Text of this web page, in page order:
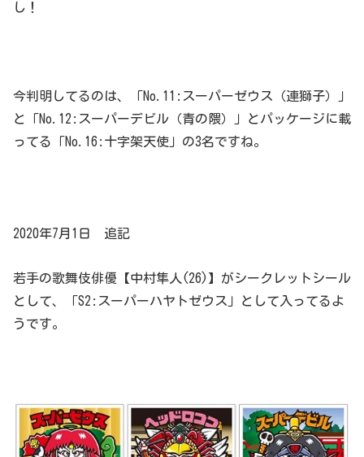
し！
今判明してるのは、「No.11:スーパーゼウス（連獅子）」
と「No.12:スーパーデビル（青の隈）」とパッケージに載
ってる「No.16:十字架天使」の3名ですね。
2020年7月1日 追記
若手の歌舞伎俳優【中村隼人(26)】がシークレットシール
として、「S2:スーパーハヤトゼウス」として入ってるよ
うです。